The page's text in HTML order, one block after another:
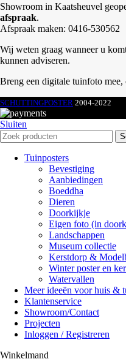
Showroom in Kaatsheuvel
afspraak.
Afspraak maken: 0416-530562
Wij weten graag wanneer u
kunnen adviseren.
Breng een digitale tuinfoto
SCHUTTINGPOSTER 2004-2022
Sluiten
Tuinposters
Bevestiging
Aanbiedingen
Boeddha
Dieren
Doorkijkje
Eigen foto (in
Landschappen
Museum collectie
Kerstdorp &
Winter poster en
Watervallen
Meer ideeën voor huis &
Klantenservice
Showroom/Contact
Projecten
Inloggen / Registreren
Winkelmand